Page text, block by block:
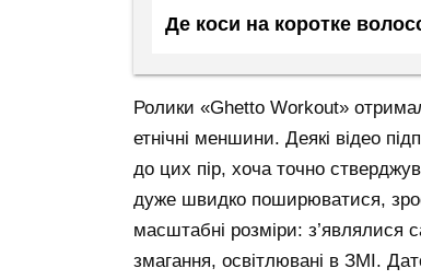
Де коси на коротке
Ролики «Ghetto Workout»
етнічні меншини. Деякі відео
до цих пір, хоча точно
дуже швидко поширюватися,
масштабні розміри: з’являлися
змагання, освітлювані в ЗМІ.